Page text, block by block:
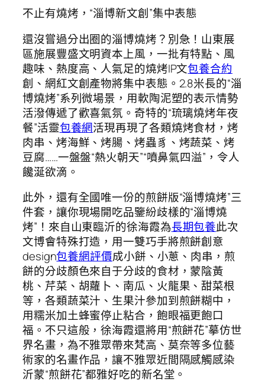
不止有燒烤，“淄博新文創”集中表態
還沒嘗過分出圈的淄博燒烤？別急！山東展
區施展豐盛文明資本上風，一批有特點、風
趣味、熱度高、人氣足的燒烤IP文包養合約
創、網紅文創產物將集中表態。2.8米長的“淄
博燒烤”系列微場景，用軟陶泥塑的表示情勢
活潑傳遞了歡喜氣氛。奇特的“琉璃燒烤年夜
餐”活靈包養網活現再現了各類燒烤食材，烤
肉串、烤海鮮、烤腸、烤蟲豸、烤蔬菜、烤
豆腐……一盤盤“熱火朝天”“噴鼻氣四溢”，令人
饞涎欲滴。
此外，還有全國唯一份的煎餅版“淄博燒烤”三
件套，讓你現場開吃品鑒紛歧樣的“淄博燒
烤”！來自山東臨沂的徐海霞為長期包養此次
文博會特殊打造，用一雙巧手將煎餅創意
design包養網評價成小餅、小蔥、肉串，煎
餅的分歧顏色來自于分歧的食材，蒙陰黃
桃、芹菜、胡蘿卜、南瓜、火龍果、甜菜根
等，各類蔬菜汁、生果汁參加到煎餅糊中，
用糯米加土蜂蜜停止粘合，飽眼福更飽口
福。不只這般，徐海霞還將用“煎餅花”摹仿世
界名畫，為不雅眾帶來梵高、莫奈等多位藝
術家的名畫作品，讓不雅眾近間隔感觸感染
沂蒙“煎餅花”都雅好吃的新名堂。